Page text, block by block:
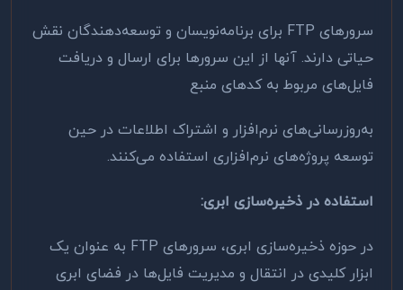
سرورهای FTP برای برنامه‌نویسان و توسعه‌دهندگان نقش
حیاتی دارند. آنها از این سرورها برای ارسال و دریافت
فایل‌های مربوط به کدهای منبع
به‌روزرسانی‌های نرم‌افزار و اشتراک اطلاعات در حین
توسعه پروژه‌های نرم‌افزاری استفاده می‌کنند.
استفاده در ذخیره‌سازی ابری:
در حوزه ذخیره‌سازی ابری، سرورهای FTP به عنوان یک
ابزار کلیدی در انتقال و مدیریت فایل‌ها در فضای ابری